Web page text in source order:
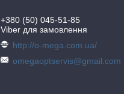
+380 (50) 045-51-85
Viber для замовлення
http://o-mega.com.ua/
omegaoptservis@gmail.com